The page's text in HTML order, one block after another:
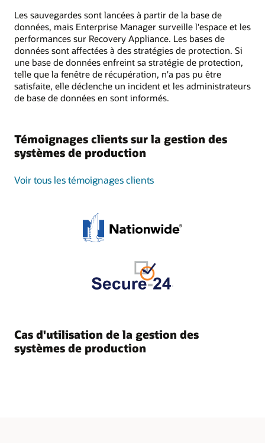
Les sauvegardes sont lancées à partir de la base de
données, mais Enterprise Manager surveille l'espace et les
performances sur Recovery Appliance. Les bases de
données sont affectées à des stratégies de protection. Si
une base de données enfreint sa stratégie de protection,
telle que la fenêtre de récupération, n'a pas pu être
satisfaite, elle déclenche un incident et les administrateurs
de base de données en sont informés.
Témoignages clients sur la gestion des
systèmes de production
Voir tous les témoignages clients
Cas d'utilisation de la gestion des
systèmes de production